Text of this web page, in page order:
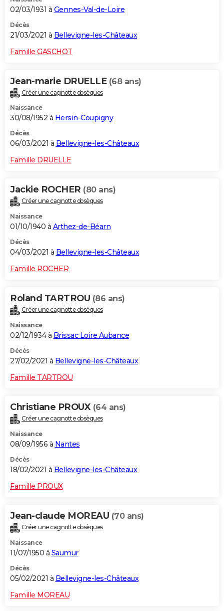
02/03/1931 à Gennes-Val-de-Loire
Décès
21/03/2021 à Bellevigne-les-Châteaux
Famille GASCHOT
Jean-marie DRUELLE (68 ans)
Créer une cagnotte obsèques
Naissance
30/08/1952 à Hersin-Coupigny
Décès
06/03/2021 à Bellevigne-les-Châteaux
Famille DRUELLE
Jackie ROCHER (80 ans)
Créer une cagnotte obsèques
Naissance
01/10/1940 à Arthez-de-Béarn
Décès
04/03/2021 à Bellevigne-les-Châteaux
Famille ROCHER
Roland TARTROU (86 ans)
Créer une cagnotte obsèques
Naissance
02/12/1934 à Brissac Loire Aubance
Décès
27/02/2021 à Bellevigne-les-Châteaux
Famille TARTROU
Christiane PROUX (64 ans)
Créer une cagnotte obsèques
Naissance
08/09/1956 à Nantes
Décès
18/02/2021 à Bellevigne-les-Châteaux
Famille PROUX
Jean-claude MOREAU (70 ans)
Créer une cagnotte obsèques
Naissance
11/07/1950 à Saumur
Décès
05/02/2021 à Bellevigne-les-Châteaux
Famille MOREAU